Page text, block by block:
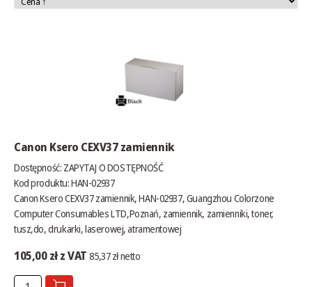
Canon Ksero CEXV37 zamiennik
Dostępność: ZAPYTAJ O DOSTĘPNOŚĆ
Kod produktu: HAN-02937
Canon Ksero CEXV37 zamiennik, HAN-02937, Guangzhou Colorzone
Computer Consumables LTD,Poznań, zamiennik, zamienniki, toner,
tusz,do, drukarki, laserowej, atramentowej
105,00 zł z VAT 85,37 zł netto